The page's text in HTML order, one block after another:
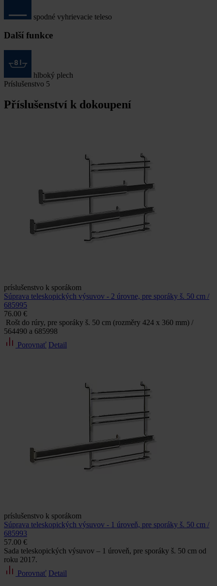
spodné vyhrievacie teleso
Další funkce
hlboký plech
Príslušenstvo 5
Příslušenství k dokoupení
príslušenstvo k sporákom
Súprava teleskopických výsuvov - 2 úrovne, pre sporáky š. 50 cm /
685995
76.00 €
Rošt do rúry, pre sporáky š. 50 cm (rozměry 424 x 360 mm) /
564490 a 685998
Porovnať Detail
príslušenstvo k sporákom
Súprava teleskopických výsuvov - 1 úroveň, pre sporáky š. 50 cm /
685993
57.00 €
Sada teleskopických výsuvov – 1 úroveň, pre sporáky š. 50 cm od
roku 2017.
Porovnať Detail